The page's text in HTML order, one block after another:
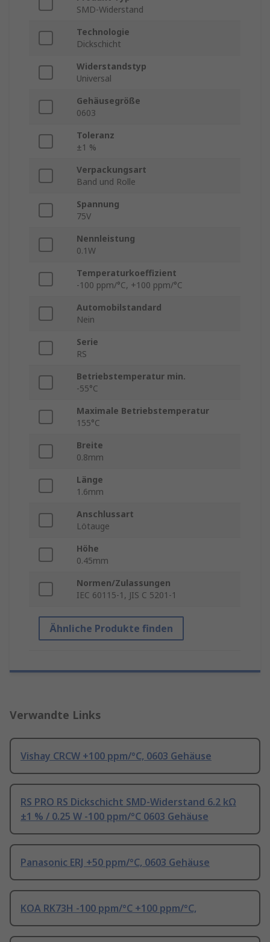
SMD-Widerstand
Technologie
Dickschicht
Widerstandstyp
Universal
Gehäusegröße
0603
Toleranz
±1 %
Verpackungsart
Band und Rolle
Spannung
75V
Nennleistung
0.1W
Temperaturkoeffizient
-100 ppm/°C, +100 ppm/°C
Automobilstandard
Nein
Serie
RS
Betriebstemperatur min.
-55°C
Maximale Betriebstemperatur
155°C
Breite
0.8mm
Länge
1.6mm
Anschlussart
Lötauge
Höhe
0.45mm
Normen/Zulassungen
IEC 60115-1, JIS C 5201-1
Ähnliche Produkte finden
Verwandte Links
Vishay CRCW +100 ppm/°C, 0603 Gehäuse
RS PRO RS Dickschicht SMD-Widerstand 6.2 kΩ
±1 % / 0.25 W -100 ppm/°C 0603 Gehäuse
Panasonic ERJ +50 ppm/°C, 0603 Gehäuse
KOA RK73H -100 ppm/°C +100 ppm/°C,